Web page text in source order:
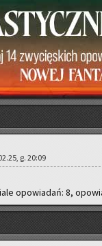
g. 20:09
opo­wia­dań: 8,